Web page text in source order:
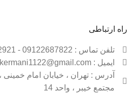
راه ارتباطی
تلفن تماس : 09122687822 - 66742921
ایمیل : ayuobkermani1122@gmail.com
آدرس : تهران ، خیابان امام
مجتمع خیبر ، واحد 14